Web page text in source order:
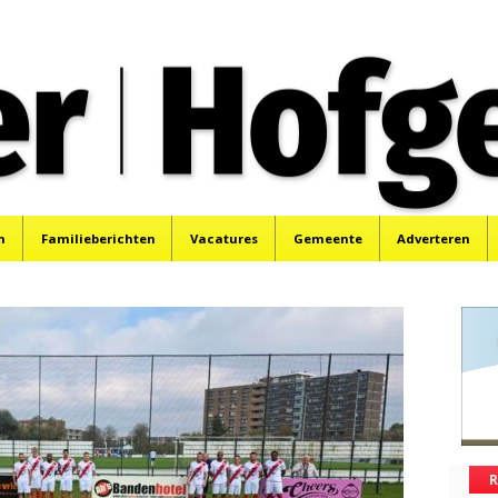
Familieberichten Vacatures Gemeente Adverteren